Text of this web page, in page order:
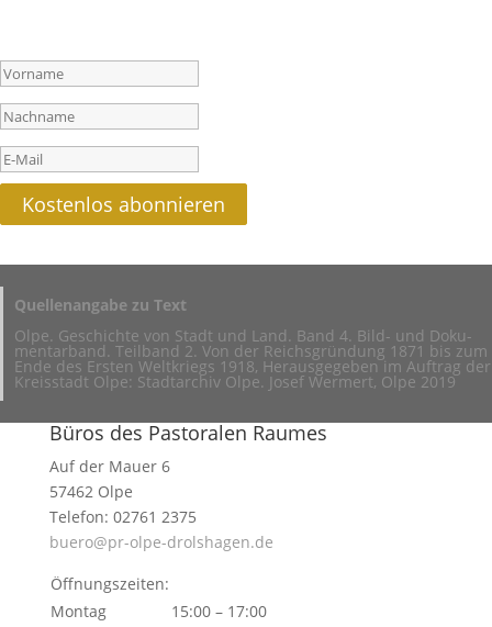
Kostenlos abon­nieren
Quel­len­an­gabe zu Text
Olpe. Geschichte von Stadt und Land. Band 4. Bild- und Doku­
men­tar­band. Teil­band 2. Von der Reichs­grün­dung 1871 bis zum
Ende des Ersten Welt­kriegs 1918, Heraus­ge­geben im Auftrag der
Kreis­stadt Olpe: Stadt­ar­chiv Olpe. Josef Wermert, Olpe 2019
Büros des Pastoralen Raumes
Auf der Mauer 6
57462 Olpe
Telefon: 02761 2375
buero@pr-olpe-drolshagen.de
Öffnungszeiten:
Montag
15:00 – 17:00